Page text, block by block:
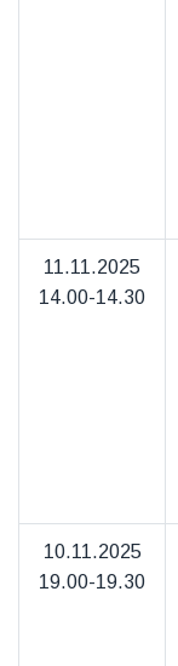
11.11.2025
14.00-14.30
10.11.2025
19.00-19.30